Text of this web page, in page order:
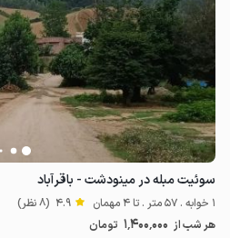
سوئیت مبله در مینودشت - باقرآباد
1 خوابه . 57 متر . تا 4 مهمان 4.9 (8 نظر)
هر شب از 1٬400٬000 تومان